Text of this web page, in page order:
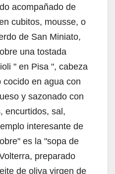
acompañado de
cubitos, mousse, o
de San Miniato,
una tostada
" en Pisa ", cabeza
en agua con
y sazonado con
encurtidos, sal,
interesante de
es la "sopa de
preparado
de oliva virgen de